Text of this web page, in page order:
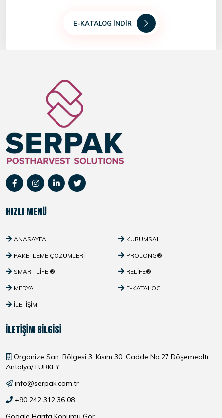
E-KATALOG İNDIR
HIZLI MENÜ
ANASAYFA KURUMSAL
PAKETLEME ÇÖZÜMLERI PROLONG®
SMART LIFE ® RELIFE®
MEDYA E-KATALOG
İLETIŞIM
İLETIŞIM BILGISI
Organize San. Bölgesi 3. Kısım 30. Cadde No:27 Döşemealtı
Antalya/TURKEY
info@serpak.com.tr
+90 242 312 36 08
Google Harita Konumu Gör